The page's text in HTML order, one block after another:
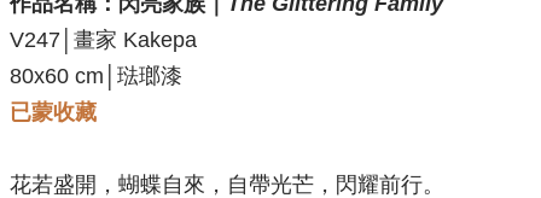
V247│畫家 Kakepa
80x60 cm│琺瑯漆
已蒙收藏
花若盛開，蝴蝶自來，自帶光芒，閃耀前行。